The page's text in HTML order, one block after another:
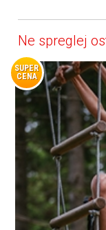
Ne spreglej
SUPER
CENA